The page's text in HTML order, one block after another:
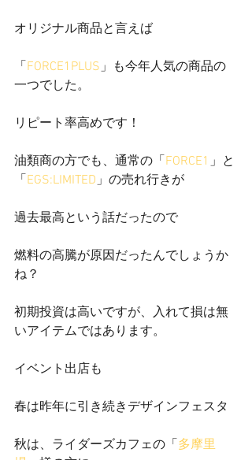
オリジナル商品と言えば
「 FORCE1PLUS」も今年人気の商品の
一つでした。
リピート率高めです！
油類商の方でも、通常の「 FORCE1 」と
「 EGS:LIMITED」の売れ行きが
過去最高という話だったので
燃料の高騰が原因だったんでしょうか
ね？
初期投資は高いですが、入れて損は無
いアイテムではあります。
イベント出店も
春は昨年に引き続きデザインフェスタ
秋は、ライダーズカフェの「 多摩里